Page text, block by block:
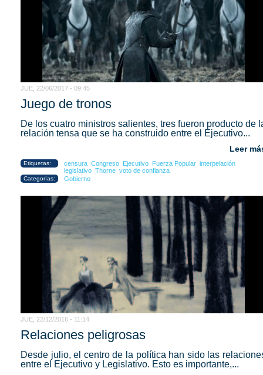
JUE, 22/06/2017 - 09:45
Juego de tronos
De los cuatro ministros salientes, tres fueron producto de
relación tensa que se ha construido entre el Ejecutivo...
Leer
Etiquetas: censura Congreso Ejecutivo Fuerza Popular interpelación
legislativo Thorne voto de confianza
Categorías: Gobierno
JUE, 22/12/2016 - 11:14
Relaciones peligrosas
Desde julio, el centro de la política han sido las
entre el Ejecutivo y Legislativo. Esto es importante,...